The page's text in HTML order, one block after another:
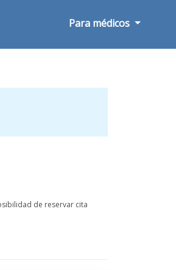
Para médicos
de reservar cita